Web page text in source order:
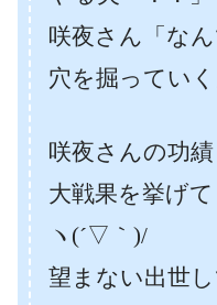
咲夜さん「な
穴を掘ってい
咲夜さんの功
大戦果を挙げて
ヽ(´▽｀)/
望まない出世